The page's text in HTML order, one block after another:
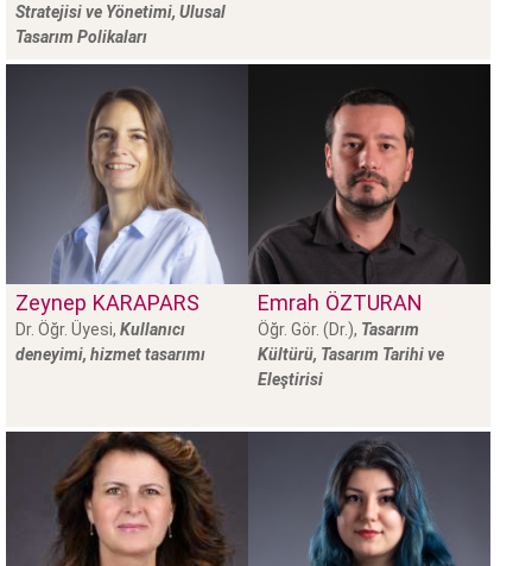
Stratejisi ve Yönetimi, Ulusal
Tasarım Polikaları
Zeynep KARAPARS
Dr. Öğr. Üyesi, Kullanıcı
deneyimi, hizmet tasarımı
Emrah ÖZTURAN
Öğr. Gör. (Dr.), Tasarım
Kültürü, Tasarım Tarihi ve
Eleştirisi